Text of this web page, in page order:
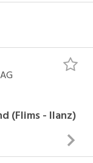
- 06.30 Uhr
(Flims - Ilanz)